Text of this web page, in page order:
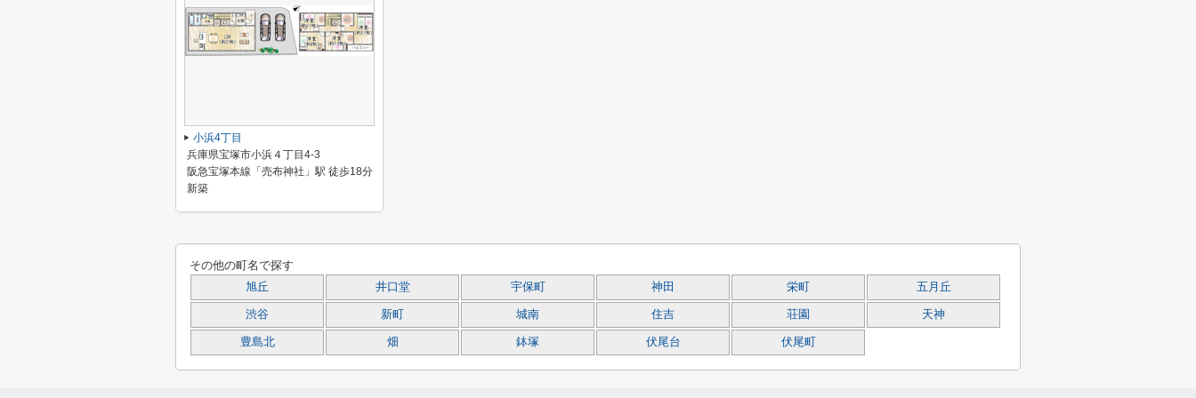
小浜4丁目
兵庫県宝塚市小浜４丁目4-3
阪急宝塚本線「売布神社」駅 徒歩18分
新築
その他の町名で探す
旭丘 井口堂 宇保町 神田 栄町 五月丘
渋谷 新町 城南 住吉 荘園 天神
豊島北 畑 鉢塚 伏尾台 伏尾町